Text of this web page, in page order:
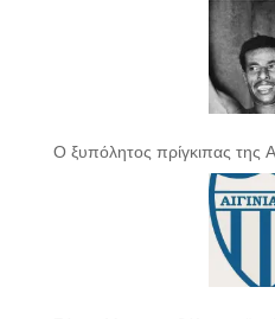
Ο ξυπόλητος πρίγκιπας της